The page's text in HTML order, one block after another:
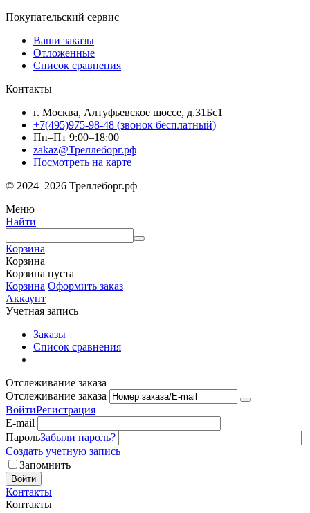
Покупательский сервис
Ваши заказы
Отложенные
Список сравнения
Контакты
г. Москва, Алтуфьевское шоссе, д.31Бс1
+7(495)975-98-48 (звонок бесплатный)
Пн–Пт 9:00–18:00
zakaz@Треллеборг.рф
Посмотреть на карте
© 2024–2026 Треллеборг.рф
Меню
Найти
Корзина
Корзина
Корзина пуста
Корзина Оформить заказ
Аккаунт
Учетная запись
Заказы
Список сравнения
Отслеживание заказа
Отслеживание заказа
ВойтиРегистрация
E-mail
ПарольЗабыли пароль?
Создать учетную запись
Запомнить
Войти
Контакты
Контакты